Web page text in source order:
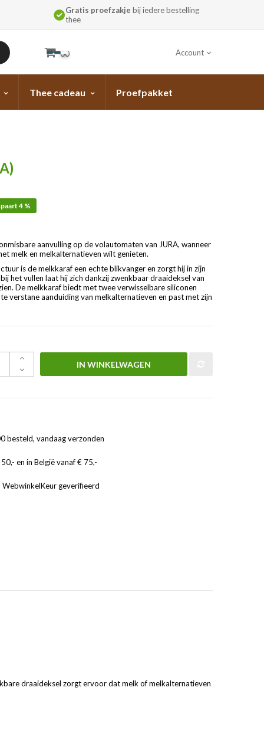
Gratis proefzakje bij iedere bestelling
thee
00 Account
Thee cadeau Proefpakket
4 %
aanvulling op de volautomaten van JURA, wanneer
melk en melkalternatieven wilt genieten.
is de melkkaraf een echte blikvanger en zorgt hij in zijn
het vullen laat hij zich dankzij zwenkbaar draaideksel van
De melkkaraf biedt met twee verwisselbare siliconen
verstane aanduiding van melkalternatieven en past met zijn
IN WINKELWAGEN
besteld, vandaag verzonden
en in België vanaf € 75,-
WebwinkelKeur geverifieerd
draaideksel zorgt ervoor dat melk of melkalternatieven